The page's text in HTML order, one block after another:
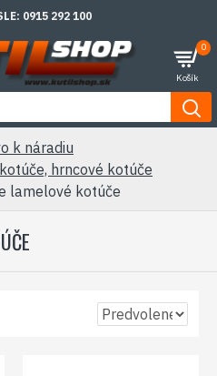
0915 292 100
0
k náradiu
hrncové kotúče
lamelové kotúče